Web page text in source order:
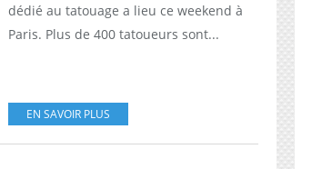
dédié au tatouage a lieu ce weekend à
Paris. Plus de 400 tatoueurs sont...
EN SAVOIR PLUS